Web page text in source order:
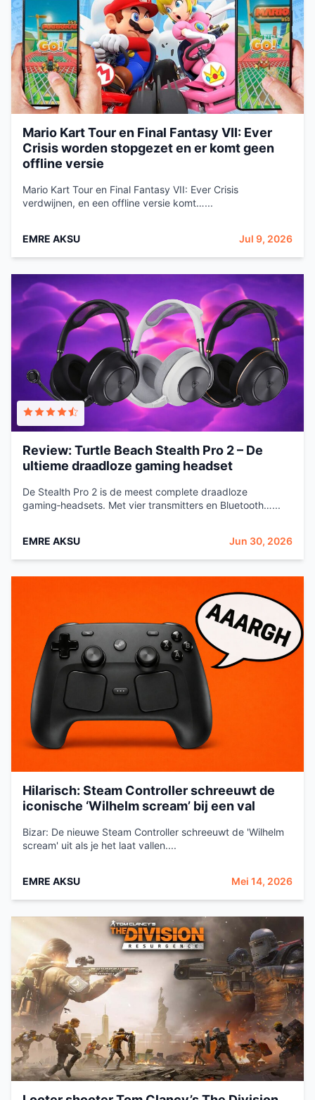
Mario Kart Tour en Final Fantasy VII: Ever
Crisis worden stopgezet en er komt geen
offline versie
Mario Kart Tour en Final Fantasy VII: Ever Crisis
verdwijnen, en een offline versie komt…...
EMRE AKSU Jul 9, 2026
Review: Turtle Beach Stealth Pro 2 – De
ultieme draadloze gaming headset
De Stealth Pro 2 is de meest complete draadloze
gaming‑headsets. Met vier transmitters en Bluetooth…...
EMRE AKSU Jun 30, 2026
Hilarisch: Steam Controller schreeuwt de
iconische ‘Wilhelm scream’ bij een val
Bizar: De nieuwe Steam Controller schreeuwt de 'Wilhelm
scream' uit als je het laat vallen....
EMRE AKSU Mei 14, 2026